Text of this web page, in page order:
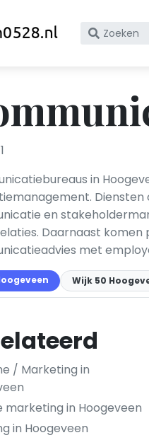
Zoek
KvK
nummer
in
en
Daarnaast
met
Wijk 50
/ Marketing in
marketing in Hoogeveen
in Hoogeveen